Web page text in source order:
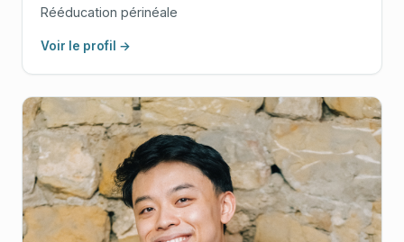
Rééducation périnéale
Voir le profil →